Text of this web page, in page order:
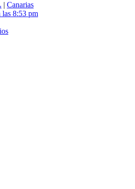
| Canarias
las 8:53 pm